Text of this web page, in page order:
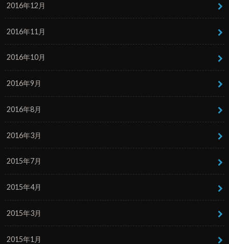
2016年12月
2016年11月
2016年10月
2016年9月
2016年8月
2016年3月
2015年7月
2015年4月
2015年3月
2015年1月